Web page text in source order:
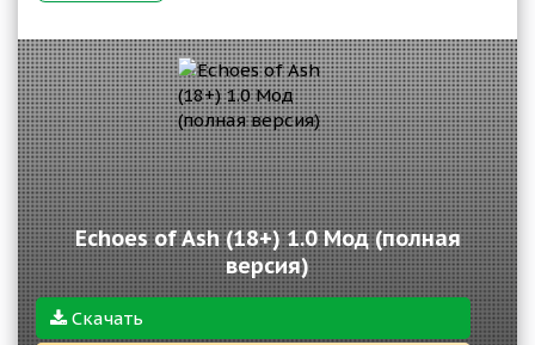
Echoes of Ash (18+) 1.0 Мод (полная
версия)
Скачать